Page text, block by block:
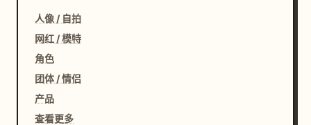
人像 / 自拍
网红 / 模特
角色
团体 / 情侣
产品
查看更多